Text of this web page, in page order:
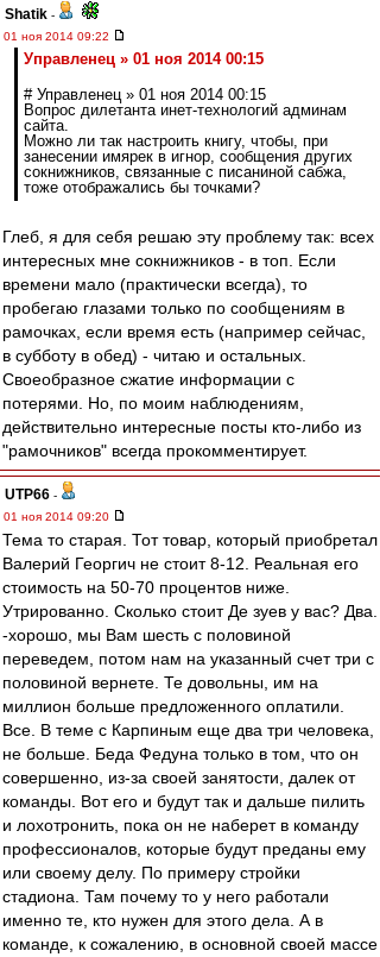
Shatik -
01 ноя 2014 09:22
Управленец » 01 ноя 2014 00:15
# Управленец » 01 ноя 2014 00:15
Вопрос дилетанта инет-технологий админам
сайта.
Можно ли так настроить книгу, чтобы, при
занесении имярек в игнор, сообщения других
сокнижников, связанные с писаниной сабжа,
тоже отображались бы точками?
Глеб, я для себя решаю эту проблему так: всех
интересных мне сокнижников - в топ. Если
времени мало (практически всегда), то
пробегаю глазами только по сообщениям в
рамочках, если время есть (например сейчас,
в субботу в обед) - читаю и остальных.
Своеобразное сжатие информации с
потерями. Но, по моим наблюдениям,
действительно интересные посты кто-либо из
"рамочников" всегда прокомментирует.
UTP66 -
01 ноя 2014 09:20
Тема то старая. Тот товар, который приобретал
Валерий Георгич не стоит 8-12. Реальная его
стоимость на 50-70 процентов ниже.
Утрированно. Сколько стоит Де зуев у вас? Два.
-хорошо, мы Вам шесть с половиной
переведем, потом нам на указанный счет три с
половиной вернете. Те довольны, им на
миллион больше предложенного оплатили.
Все. В теме с Карпиным еще два три человека,
не больше. Беда Федуна только в том, что он
совершенно, из-за своей занятости, далек от
команды. Вот его и будут так и дальше пилить
и лохотронить, пока он не наберет в команду
профессионалов, которые будут преданы ему
или своему делу. По примеру стройки
стадиона. Там почему то у него работали
именно те, кто нужен для этого дела. А в
команде, к сожалению, в основной своей массе